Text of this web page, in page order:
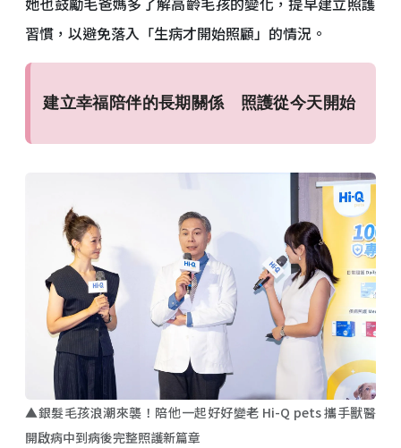
習慣，以避免落入「生病才開始照顧」的情況。
建立幸福陪伴的長期關係 照護從今天開始
▲銀髮毛孩浪潮來襲！陪他一起好好變老 Hi-Q pets 攜手獸醫
開啟病中到病後完整照護新篇章